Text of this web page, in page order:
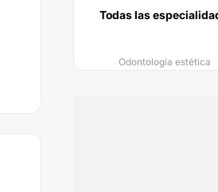
Todas las
Odontología estética